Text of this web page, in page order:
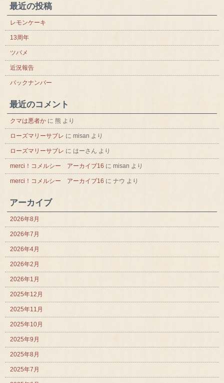
最近の投稿
レモンケーキ
13周年
ツバメ
近況報告
バックナンバー
最近のコメント
クマは悪者か に 熊 より
ローズマリーサブレ に misan より
ローズマリーサブレ に はーさん より
merci！コメルシー アーカイブ16 に misan より
merci！コメルシー アーカイブ16 に ナウ より
アーカイブ
2026年8月
2026年7月
2026年4月
2026年2月
2026年1月
2025年12月
2025年11月
2025年10月
2025年9月
2025年8月
2025年7月